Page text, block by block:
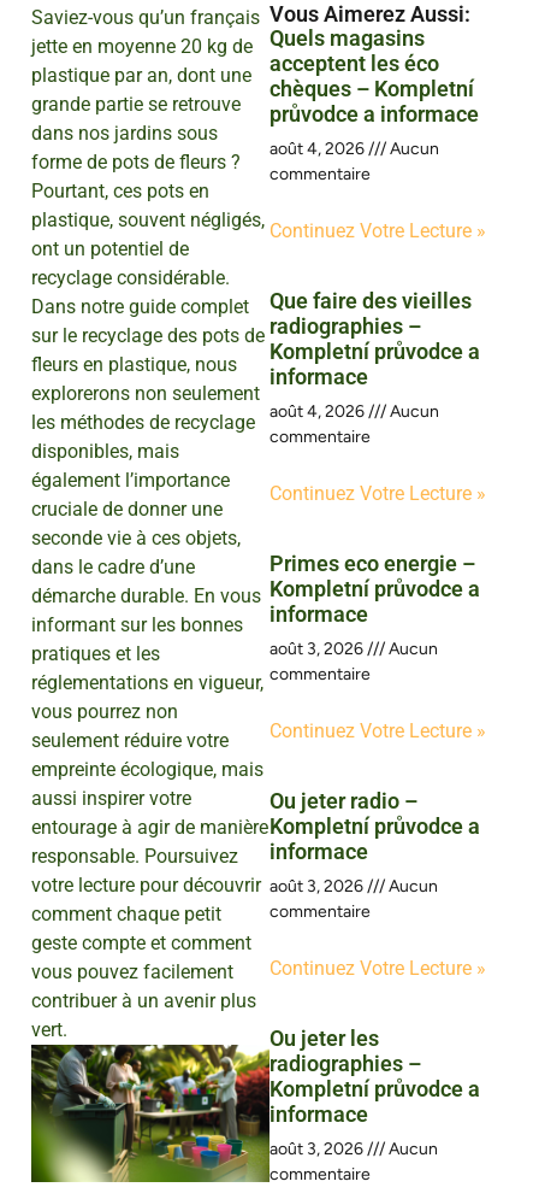
Saviez-vous qu’un français
jette en moyenne 20 kg de
plastique par an, dont une
grande partie se retrouve
dans nos jardins sous
forme de pots de fleurs ?
Pourtant, ces pots en
plastique, souvent négligés,
ont un potentiel de
recyclage considérable.
Dans notre guide complet
sur le recyclage des pots de
fleurs en plastique, nous
explorerons non seulement
les méthodes de recyclage
disponibles, mais
également l’importance
cruciale de donner une
seconde vie à ces objets,
dans le cadre d’une
démarche durable. En vous
informant sur les bonnes
pratiques et les
réglementations en vigueur,
vous pourrez non
seulement réduire votre
empreinte écologique, mais
aussi inspirer votre
entourage à agir de manière
responsable. Poursuivez
votre lecture pour découvrir
comment chaque petit
geste compte et comment
vous pouvez facilement
contribuer à un avenir plus
vert.
Vous Aimerez Aussi :
Quels magasins
acceptent les éco
chèques – Kompletní
průvodce a informace
août 4, 2026
Aucun
commentaire
Continuez Votre Lecture »
Que faire des vieilles
radiographies –
Kompletní průvodce a
informace
août 4, 2026
Aucun
commentaire
Continuez Votre Lecture »
Primes eco energie –
Kompletní průvodce a
informace
août 3, 2026
Aucun
commentaire
Continuez Votre Lecture »
Ou jeter radio –
Kompletní průvodce a
informace
août 3, 2026
Aucun
commentaire
Continuez Votre Lecture »
Ou jeter les
radiographies –
Kompletní průvodce a
informace
août 3, 2026
Aucun
commentaire